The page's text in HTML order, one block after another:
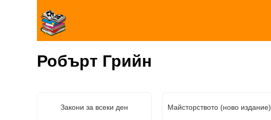
Робърт Грийн
Закони за всеки ден Майсторството (ново издание)